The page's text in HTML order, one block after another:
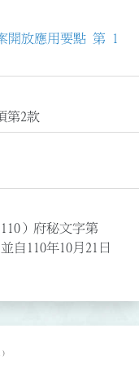
開放應用要點 第 1
第2款
）府秘文字第
自110年10月21日